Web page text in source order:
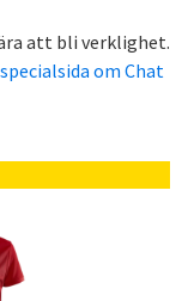
att bli verklighet.
specialsida om Chat